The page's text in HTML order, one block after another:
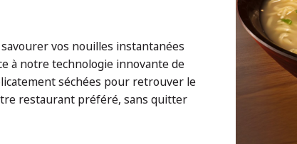
vos nouilles instantanées
à notre technologie innovante de
séchées pour retrouver le
restaurant préféré, sans quitter